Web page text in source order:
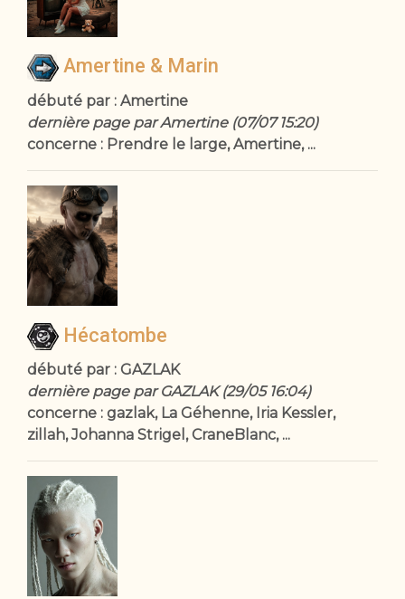
Amertine & Marin
débuté par : Amertine
dernière page par Amertine (07/07 15:20)
concerne : Prendre le large, Amertine, ...
Hécatombe
débuté par : GAZLAK
dernière page par GAZLAK (29/05 16:04)
concerne : gazlak, La Géhenne, Iria Kessler,
zillah, Johanna Strigel, CraneBlanc, ...